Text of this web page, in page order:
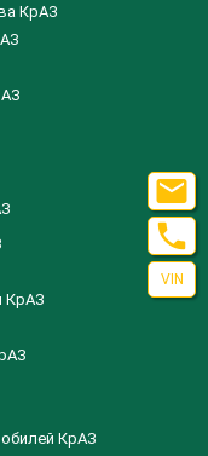
КрАЗ
КрАЗ
КрАЗ


VIN